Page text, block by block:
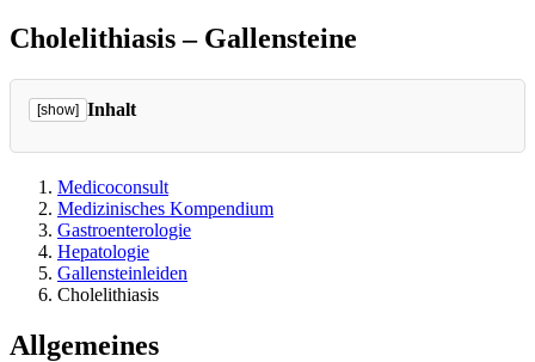
Cholelithiasis – Gallensteine
[show] Inhalt
Medicoconsult
Medizinisches Kompendium
Gastroenterologie
Hepatologie
Gallensteinleiden
Cholelithiasis
Allgemeines